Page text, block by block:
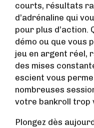
courts, résultats
d’adrénaline qui
pour plus d’action.
démo ou que vous
jeu en argent réel,
des mises
escient vous
nombreuses
votre bankroll trop
Plongez dès